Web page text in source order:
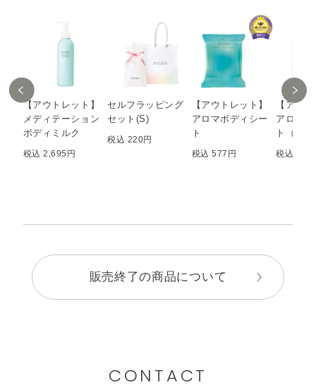
【アウトレット】
メディテーション
ボディミルク
税込 2,695円
セルフラッピング
セット(S)
税込 220円
【アウトレット】
アロマボディシー
ト
税込 577円
【アウ
アロマ
ト（Ｌ）
税込
販売終了の商品について
CONTACT